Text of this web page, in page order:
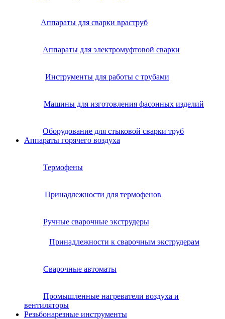
Аппараты для сварки враструб
Аппараты для электромуфтовой сварки
Инструменты для работы с трубами
Машины для изготовления фасонных изделий
Оборудование для стыковой сварки труб
Аппараты горячего воздуха
Термофены
Принадлежности для термофенов
Ручные сварочные экструдеры
Принадлежности к сварочным экструдерам
Сварочные автоматы
Промышленные нагреватели воздуха и
вентиляторы
Резьбонарезные инструменты